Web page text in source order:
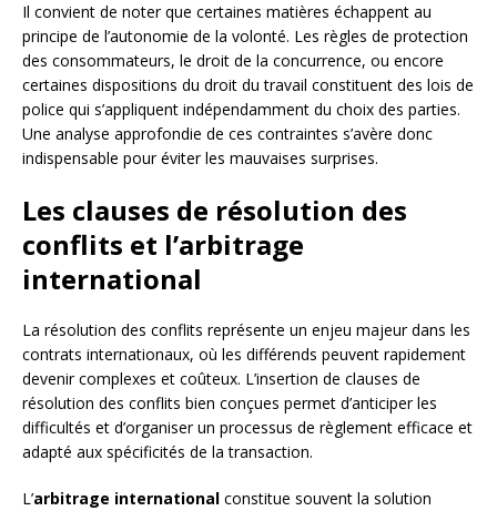
Il convient de noter que certaines matières échappent au
principe de l’autonomie de la volonté. Les règles de protection
des consommateurs, le droit de la concurrence, ou encore
certaines dispositions du droit du travail constituent des lois de
police qui s’appliquent indépendamment du choix des parties.
Une analyse approfondie de ces contraintes s’avère donc
indispensable pour éviter les mauvaises surprises.
Les clauses de résolution des
conflits et l’arbitrage
international
La résolution des conflits représente un enjeu majeur dans les
contrats internationaux, où les différends peuvent rapidement
devenir complexes et coûteux. L’insertion de clauses de
résolution des conflits bien conçues permet d’anticiper les
difficultés et d’organiser un processus de règlement efficace et
adapté aux spécificités de la transaction.
L’arbitrage international constitue souvent la solution